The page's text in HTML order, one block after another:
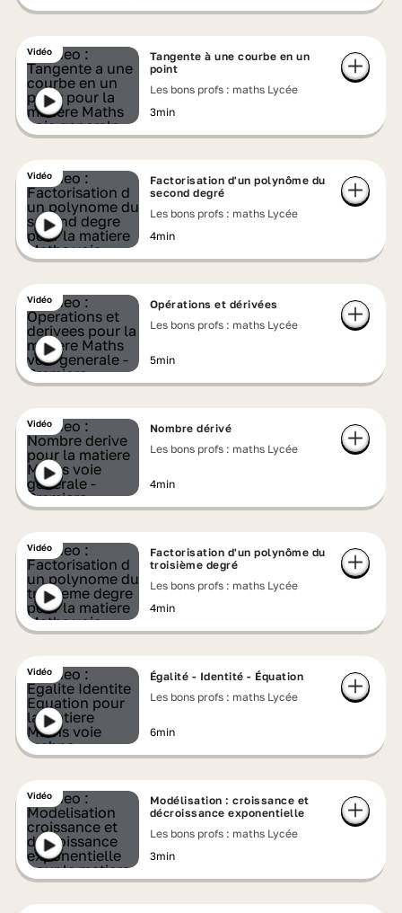
Vidéo
Tangente à une courbe en un
point
Les bons profs : maths Lycée
3min
Vidéo
Factorisation d'un polynôme du
second degré
Les bons profs : maths Lycée
4min
Vidéo
Opérations et dérivées
Les bons profs : maths Lycée
5min
Vidéo
Nombre dérivé
Les bons profs : maths Lycée
4min
Vidéo
Factorisation d'un polynôme du
troisième degré
Les bons profs : maths Lycée
4min
Vidéo
Égalité - Identité - Équation
Les bons profs : maths Lycée
6min
Vidéo
Modélisation : croissance et
décroissance exponentielle
Les bons profs : maths Lycée
3min